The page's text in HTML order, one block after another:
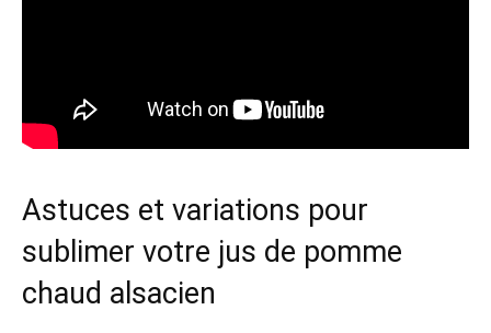
Astuces et variations pour
sublimer votre jus de pomme
chaud alsacien